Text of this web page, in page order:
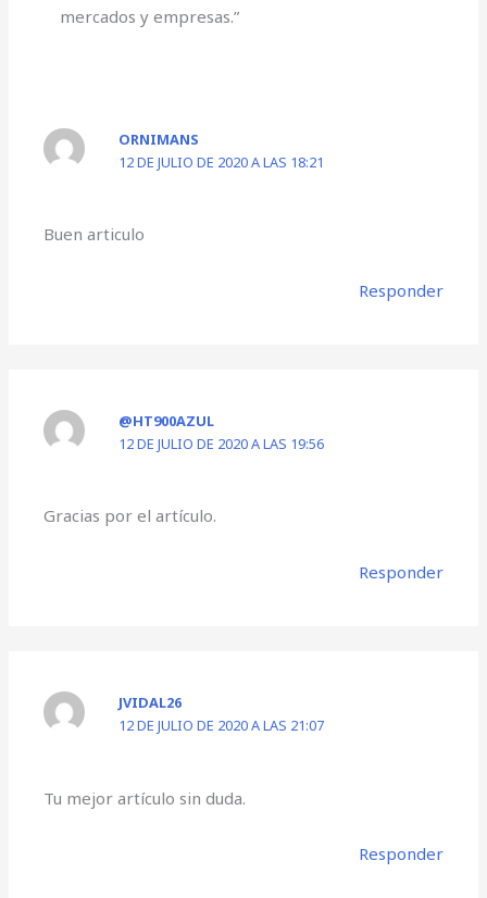
mercados y empresas.”
ORNIMANS
12 DE JULIO DE 2020 A LAS 18:21
Buen articulo
Responder
@HT900AZUL
12 DE JULIO DE 2020 A LAS 19:56
Gracias por el artículo.
Responder
JVIDAL26
12 DE JULIO DE 2020 A LAS 21:07
Tu mejor artículo sin duda.
Responder